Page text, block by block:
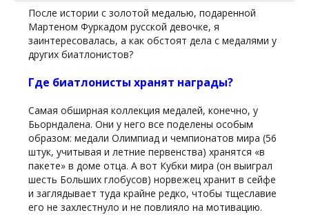
После истории с золотой медалью, подаренной
Мартеном Фуркадом русской девочке, я
заинтересовалась, а как обстоят дела с медалями у
других биатлонистов?
Где биатлонисты хранят награды?
Самая обширная коллекция медалей, конечно, у
Бьорндалена. Они у него все поделены особым
образом: медали Олимпиад и чемпионатов мира (56
штук, учитывая и летние первенства) хранятся «в
пакете» в доме отца. А вот Кубки мира (он выиграл
шесть Больших глобусов) норвежец хранит в сейфе
и заглядывает туда крайне редко, чтобы тщеславие
его не захлестнуло и не повлияло на мотивацию.